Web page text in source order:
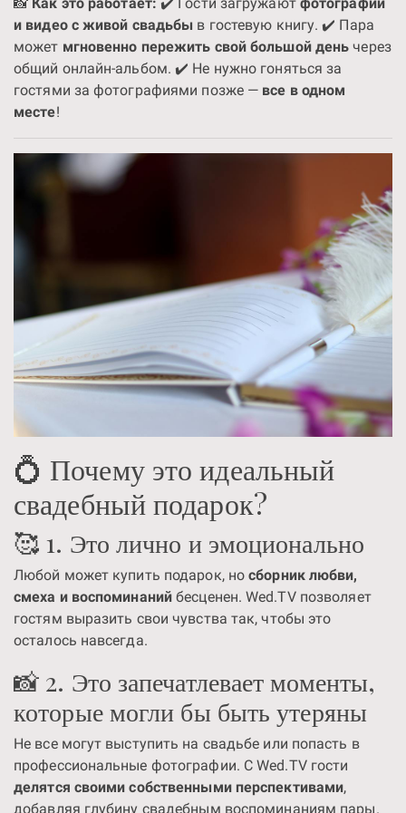
и видео с живой свадьбы в гостевую книгу. ✔️ Пара
может мгновенно пережить свой большой день через
общий онлайн-альбом. ✔️ Не нужно гоняться за
гостями за фотографиями позже — все в одном
месте!
💍 Почему это идеальный
свадебный подарок?
🥰 1. Это лично и эмоционально
Любой может купить подарок, носборник любви,
смеха и воспоминаний бесценен. Wed.TV позволяет
гостям выразить свои чувства так, чтобы это
осталось навсегда.
📸 2. Это запечатлевает моменты,
которые могли бы быть утеряны
Не все могут выступить на свадьбе или попасть в
профессиональные фотографии. С Wed.TV гости
делятся своими собственными перспективами,
добавляя глубину свадебным воспоминаниям пары.